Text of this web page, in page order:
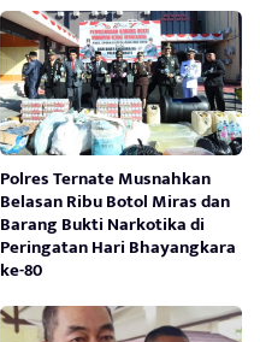
Polres Ternate Musnahkan
Belasan Ribu Botol Miras dan
Barang Bukti Narkotika di
Peringatan Hari Bhayangkara
ke-80